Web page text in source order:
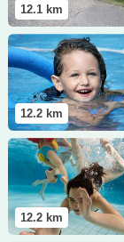
12.1 km
12.2 km
Lees meer
12.2 km
Lees meer